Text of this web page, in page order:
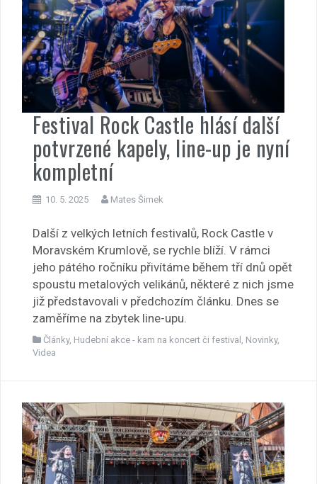
Festival Rock Castle hlásí další
potvrzené kapely, line-up je nyní
kompletní
10. 5. 2025 Mates Šimek
Další z velkých letních festivalů, Rock Castle v
Moravském Krumlově, se rychle blíží. V rámci
jeho pátého ročníku přivítáme během tří dnů opět
spoustu metalových velikánů, některé z nich jsme
již představovali v předchozím článku. Dnes se
zaměříme na zbytek line-upu.
Články, Hudební akce - kam na koncert či festival Novinky,
Videa